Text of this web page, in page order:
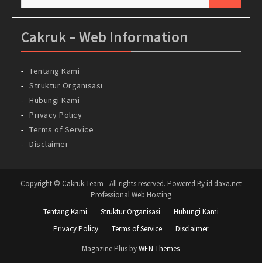
Cakruk – Web Information
Tentang Kami
Struktur Organisasi
Hubungi Kami
Privacy Policy
Terms of Service
Disclaimer
Copyright © Cakruk Team - All rights reserved. Powered By id.daxa.net
Professional Web Hosting
Tentang Kami
Struktur Organisasi
Hubungi Kami
Privacy Policy
Terms of Service
Disclaimer
Magazine Plus byWEN Themes